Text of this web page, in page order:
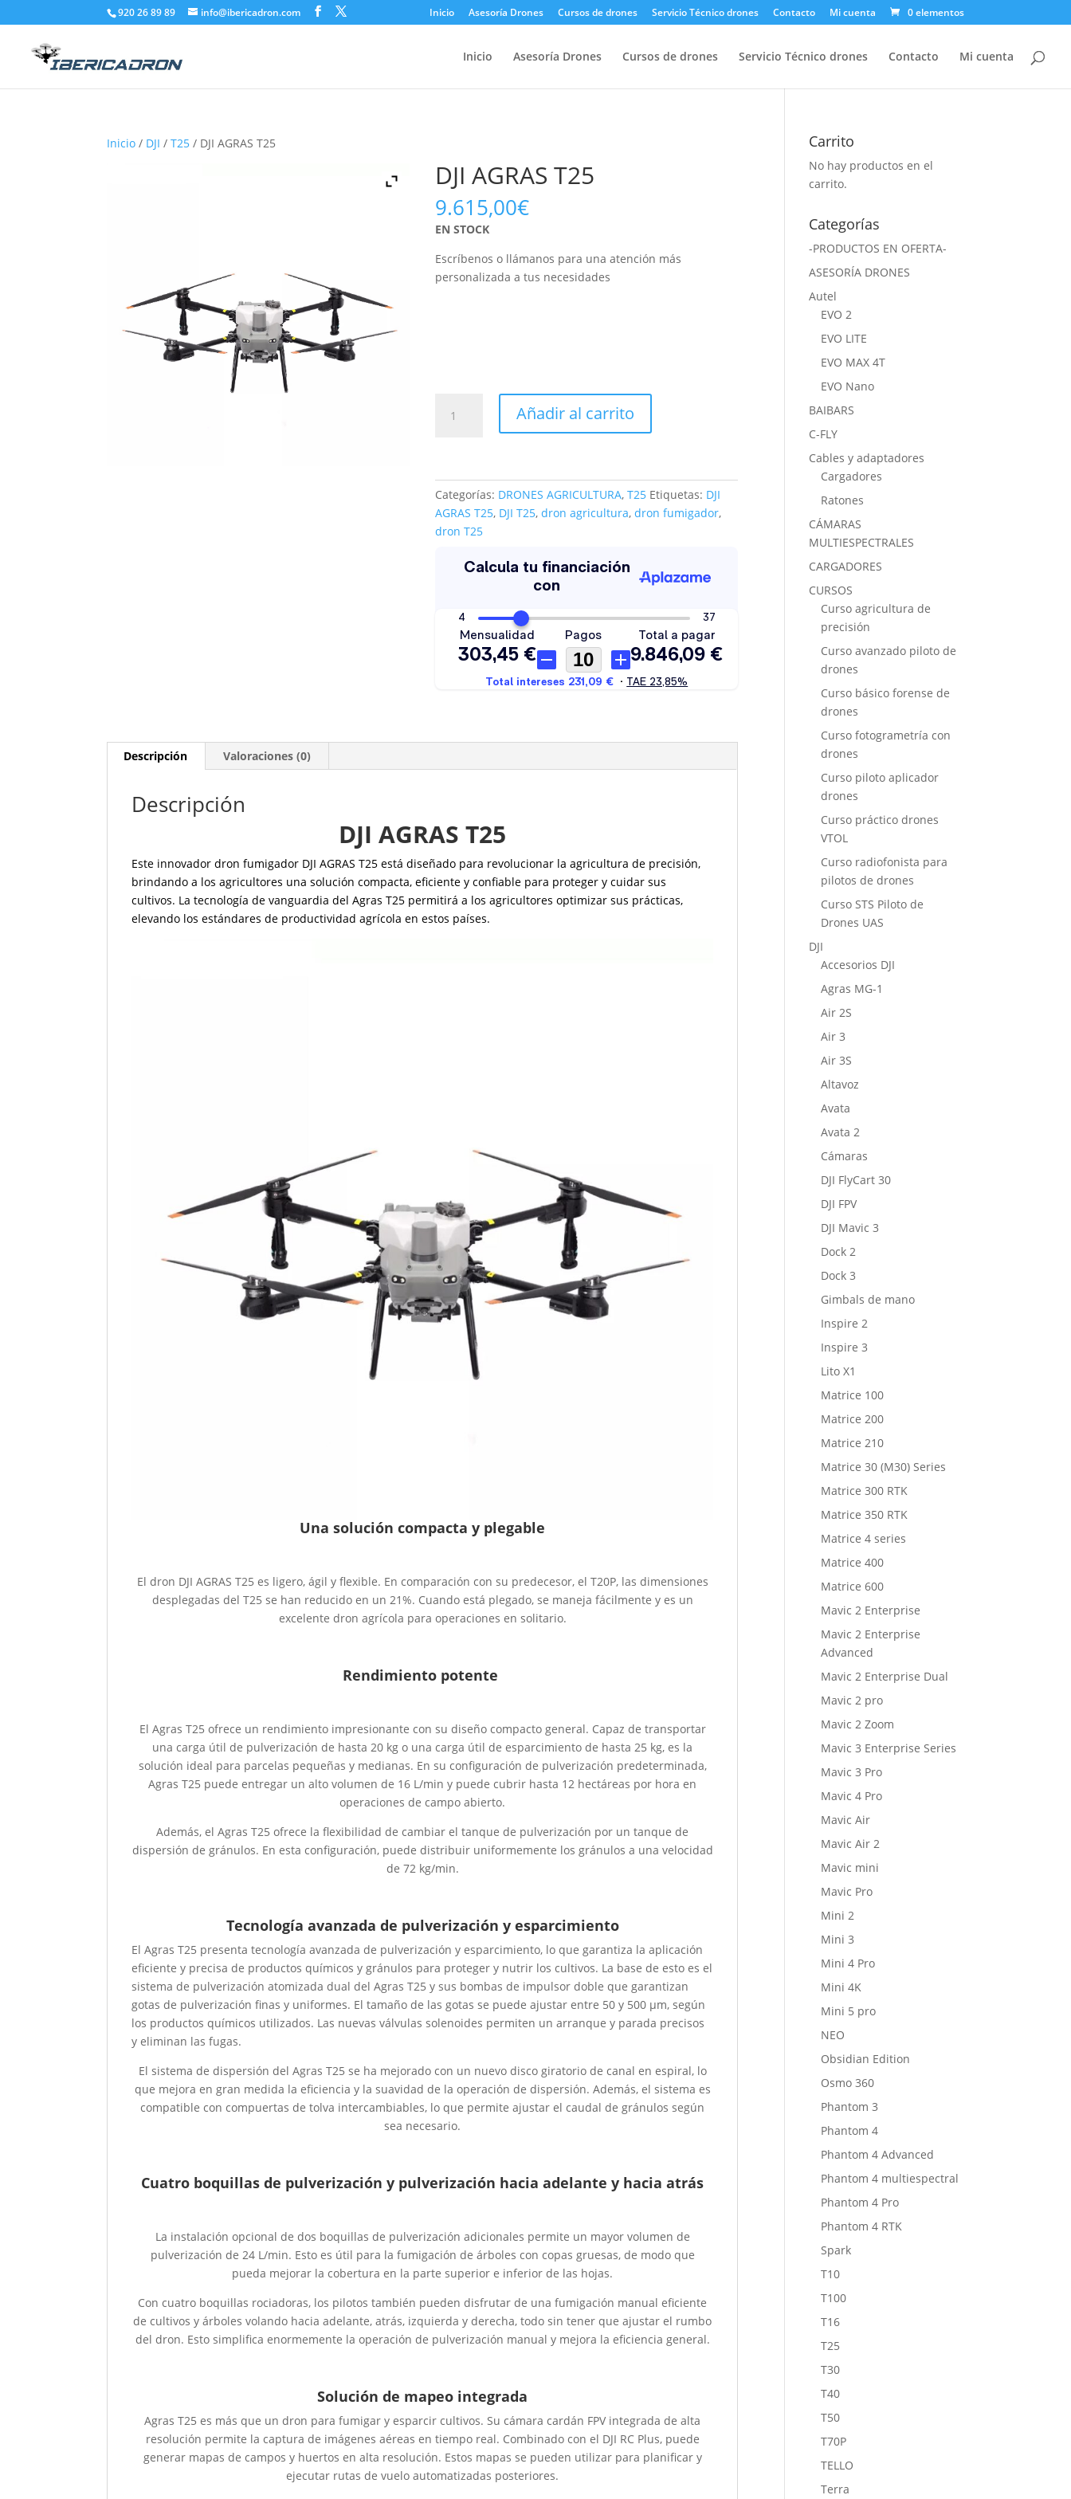
920 26 89 89 info@ibericadron.com Inicio Asesoría Drones Cursos de drones Servicio Técnico drones Contacto Mi cuenta 0 elementos
Inicio Asesoría Drones Cursos de drones Servicio Técnico drones Contacto Mi cuenta
Inicio / DJI /T25 / DJI AGRAS T25
DJI AGRAS T25
9.615,00€
EN STOCK
Escríbenos o llámanos para una atención más
personalizada a tus necesidades
AGRAS
Añadir al carrito
Categorías: DRONES AGRICULTURA,T25 Etiquetas: DJI
AGRAS T25, DJI T25,dron agricultura,dron fumigador,
dron T25
Descripción Valoraciones (0)
Descripción
DJI AGRAS T25
Este innovador dron fumigador DJI AGRAS T25 está diseñado para revolucionar la agricultura de precisión,
brindando a los agricultores una solución compacta, eficiente y confiable para proteger y cuidar sus
cultivos. La tecnología de vanguardia del Agras T25 permitirá a los agricultores optimizar sus prácticas,
elevando los estándares de productividad agrícola en estos países.
Una solución compacta y plegable
El dron DJI AGRAS T25 es ligero, ágil y flexible. En comparación con su predecesor, el T20P, las dimensiones
desplegadas del T25 se han reducido en un 21%. Cuando está plegado, se maneja fácilmente y es un
excelente dron agrícola para operaciones en solitario.
Rendimiento potente
El Agras T25 ofrece un rendimiento impresionante con su diseño compacto general. Capaz de transportar
una carga útil de pulverización de hasta 20 kg o una carga útil de esparcimiento de hasta 25 kg, es la
solución ideal para parcelas pequeñas y medianas. En su configuración de pulverización predeterminada,
Agras T25 puede entregar un alto volumen de 16 L/min y puede cubrir hasta 12 hectáreas por hora en
operaciones de campo abierto.
Además, el Agras T25 ofrece la flexibilidad de cambiar el tanque de pulverización por un tanque de
dispersión de gránulos. En esta configuración, puede distribuir uniformemente los gránulos a una velocidad
de 72 kg/min.
Tecnología avanzada de pulverización y esparcimiento
El Agras T25 presenta tecnología avanzada de pulverización y esparcimiento, lo que garantiza la aplicación
eficiente y precisa de productos químicos y gránulos para proteger y nutrir los cultivos. La base de esto es el
sistema de pulverización atomizada dual del Agras T25 y sus bombas de impulsor doble que garantizan
gotas de pulverización finas y uniformes. El tamaño de las gotas se puede ajustar entre 50 y 500 μm, según
los productos químicos utilizados. Las nuevas válvulas solenoides permiten un arranque y parada precisos
y eliminan las fugas.
El sistema de dispersión del Agras T25 se ha mejorado con un nuevo disco giratorio de canal en espiral, lo
que mejora en gran medida la eficiencia y la suavidad de la operación de dispersión. Además, el sistema es
compatible con compuertas de tolva intercambiables, lo que permite ajustar el caudal de gránulos según
sea necesario.
Cuatro boquillas de pulverización y pulverización hacia adelante y hacia atrás
La instalación opcional de dos boquillas de pulverización adicionales permite un mayor volumen de
pulverización de 24 L/min. Esto es útil para la fumigación de árboles con copas gruesas, de modo que
pueda mejorar la cobertura en la parte superior e inferior de las hojas.
Con cuatro boquillas rociadoras, los pilotos también pueden disfrutar de una fumigación manual eficiente
de cultivos y árboles volando hacia adelante, atrás, izquierda y derecha, todo sin tener que ajustar el rumbo
del dron. Esto simplifica enormemente la operación de pulverización manual y mejora la eficiencia general.
Solución de mapeo integrada
Agras T25 es más que un dron para fumigar y esparcir cultivos. Su cámara cardán FPV integrada de alta
resolución permite la captura de imágenes aéreas en tiempo real. Combinado con el DJI RC Plus, puede
generar mapas de campos y huertos en alta resolución. Estos mapas se pueden utilizar para planificar y
ejecutar rutas de vuelo automatizadas posteriores.
Carrito
No hay productos en el
carrito.
Categorías
-PRODUCTOS EN OFERTA-
ASESORÍA DRONES
Autel
EVO 2
EVO LITE
EVO MAX 4T
EVO Nano
BAIBARS
C-FLY
Cables y adaptadores
Cargadores
Ratones
CÁMARAS
MULTIESPECTRALES
CARGADORES
CURSOS
Curso agricultura de
precisión
Curso avanzado piloto de
drones
Curso básico forense de
drones
Curso fotogrametría con
drones
Curso piloto aplicador
drones
Curso práctico drones
VTOL
Curso radiofonista para
pilotos de drones
Curso STS Piloto de
Drones UAS
DJI
Accesorios DJI
Agras MG-1
Air 2S
Air 3
Air 3S
Altavoz
Avata
Avata 2
Cámaras
DJI FlyCart 30
DJI FPV
DJI Mavic 3
Dock 2
Dock 3
Gimbals de mano
Inspire 2
Inspire 3
Lito X1
Matrice 100
Matrice 200
Matrice 210
Matrice 30 (M30) Series
Matrice 300 RTK
Matrice 350 RTK
Matrice 4 series
Matrice 400
Matrice 600
Mavic 2 Enterprise
Mavic 2 Enterprise
Advanced
Mavic 2 Enterprise Dual
Mavic 2 pro
Mavic 2 Zoom
Mavic 3 Enterprise Series
Mavic 3 Pro
Mavic 4 Pro
Mavic Air
Mavic Air 2
Mavic mini
Mavic Pro
Mini 2
Mini 3
Mini 4 Pro
Mini 4K
Mini 5 pro
NEO
Obsidian Edition
Osmo 360
Phantom 3
Phantom 4
Phantom 4 Advanced
Phantom 4 multiespectral
Phantom 4 Pro
Phantom 4 RTK
Spark
T10
T100
T16
T25
T30
T40
T50
T70P
TELLO
Terra